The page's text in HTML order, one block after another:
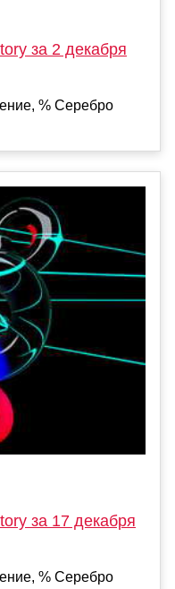
за 2 декабря
% Серебро
за 17 декабря
% Серебро